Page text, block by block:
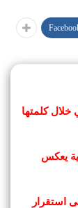
خلال كلمتها
يعكس
استقرار